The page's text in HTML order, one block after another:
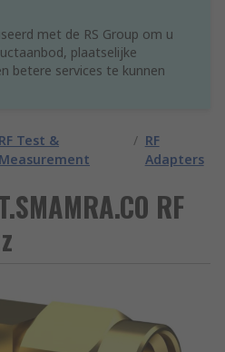
met de RS Group om u
plaatselijke
betere services te kunnen
RF Test &
Measurement
/ RF
Adapters
RF